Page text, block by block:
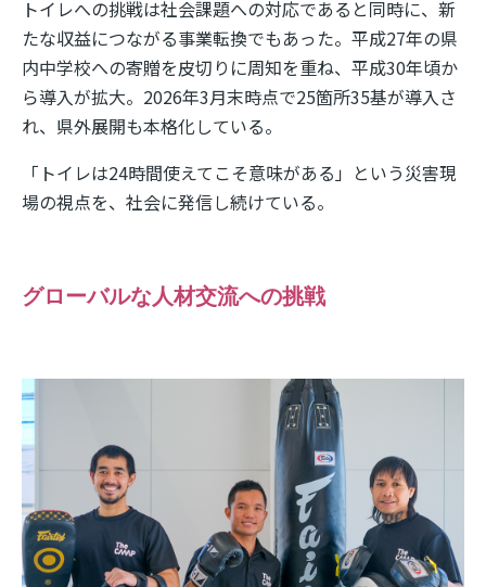
トイレへの挑戦は社会課題への対応であると同時に、新
たな収益につながる事業転換でもあった。平成27年の県
内中学校への寄贈を皮切りに周知を重ね、平成30年頃か
ら導入が拡大。 2026年3月末時点で25箇所35基が導入さ
れ、県外展開も本格化している。
「トイレは24時間使えてこそ意味がある」という災害現
場の視点を、社会に発信し続けている。
グローバルな人材交流への挑戦